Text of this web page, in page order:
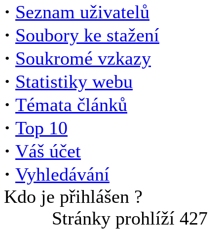
· Seznam uživatelů
· Soubory ke stažení
· Soukromé vzkazy
· Statistiky webu
· Témata článků
· Top 10
· Váš účet
· Vyhledávání
Kdo je přihlášen ?
Stránky prohlíží 427